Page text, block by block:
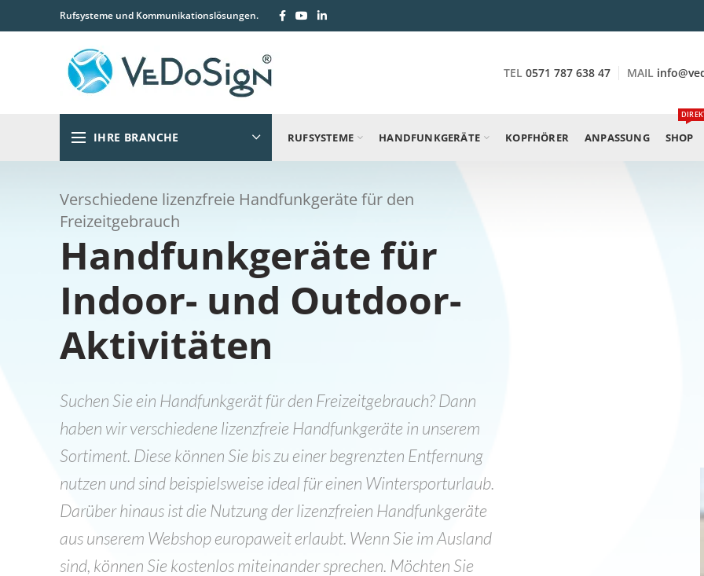
Rufsysteme und Kommunikationslösungen.
TEL 0571 787 638 47 MAIL
IHRE BRANCHE RUFSYSTEME HANDFUNKGERÄTE KOPFHÖRER ANPASSUNG SHOP
Verschiedene lizenzfreie Handfunkgeräte für den
Freizeitgebrauch
Handfunkgeräte für
Indoor- und Outdoor-
Aktivitäten
Suchen Sie ein Handfunkgerät für den Freizeitgebrauch? Dann
haben wir verschiedene lizenzfreie Handfunkgeräte in unserem
Sortiment. Diese können Sie bis zu einer begrenzten Entfernung
nutzen und sind beispielsweise ideal für einen Wintersporturlaub.
Darüber hinaus ist die Nutzung der lizenzfreien Handfunkgeräte
aus unserem Webshop europaweit erlaubt. Wenn Sie im Ausland
sind, können Sie kostenlos miteinander sprechen. Möchten Sie